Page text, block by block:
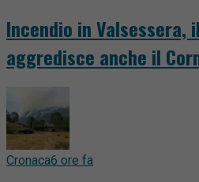
Incendio in Valsessera,
aggredisce anche il
Cronaca6 ore fa